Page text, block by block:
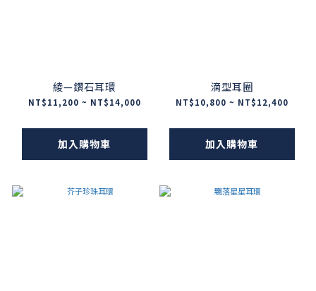
綾—鑽石耳環
NT$11,200 ~ NT$14,000
加入購物車
滴型耳圈
NT$10,800 ~ NT$12,400
加入購物車